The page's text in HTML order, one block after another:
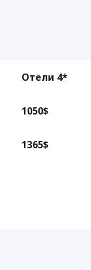
Отели 4*
1050$
1365$